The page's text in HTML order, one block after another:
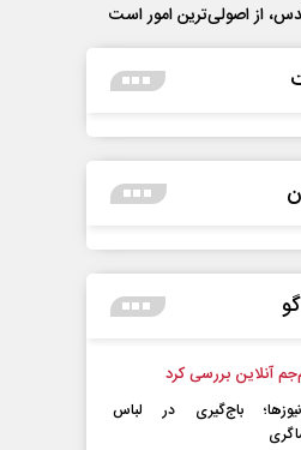
از اصولی‌ترین امور است
آنلاین بررسی کرد
باج‌گیری در لباس